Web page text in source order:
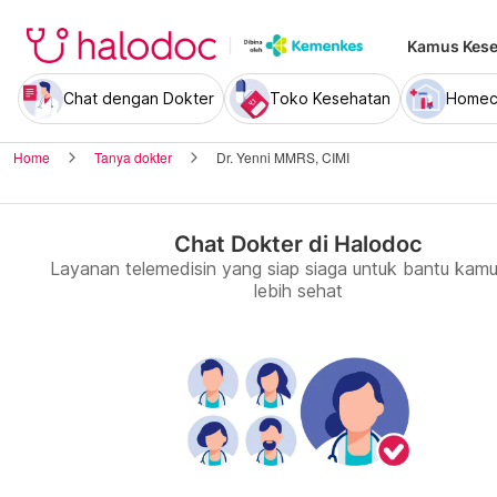
Kamus
Chat dengan Dokter Toko Kesehatan
Home Tanya dokter Dr. Yenni MMRS, CIMI
Chat Dokter di Halodoc
Layanan telemedisin yang siap siaga untuk bantu
lebih sehat